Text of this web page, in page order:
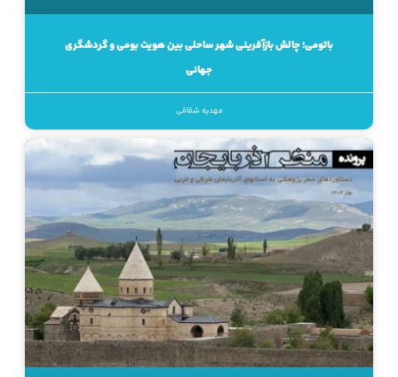
باتومی؛ چالش بازآفرینی شهر ساحلی بین هویت بومی و گردشگری
جهانی
مهدیه شقاقی